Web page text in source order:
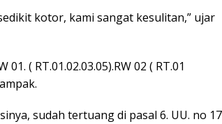
kotor, kami sangat kesulitan,” ujar
( RT.01.02.03.05).RW 02 ( RT.01
sudah tertuang di pasal 6. UU. no